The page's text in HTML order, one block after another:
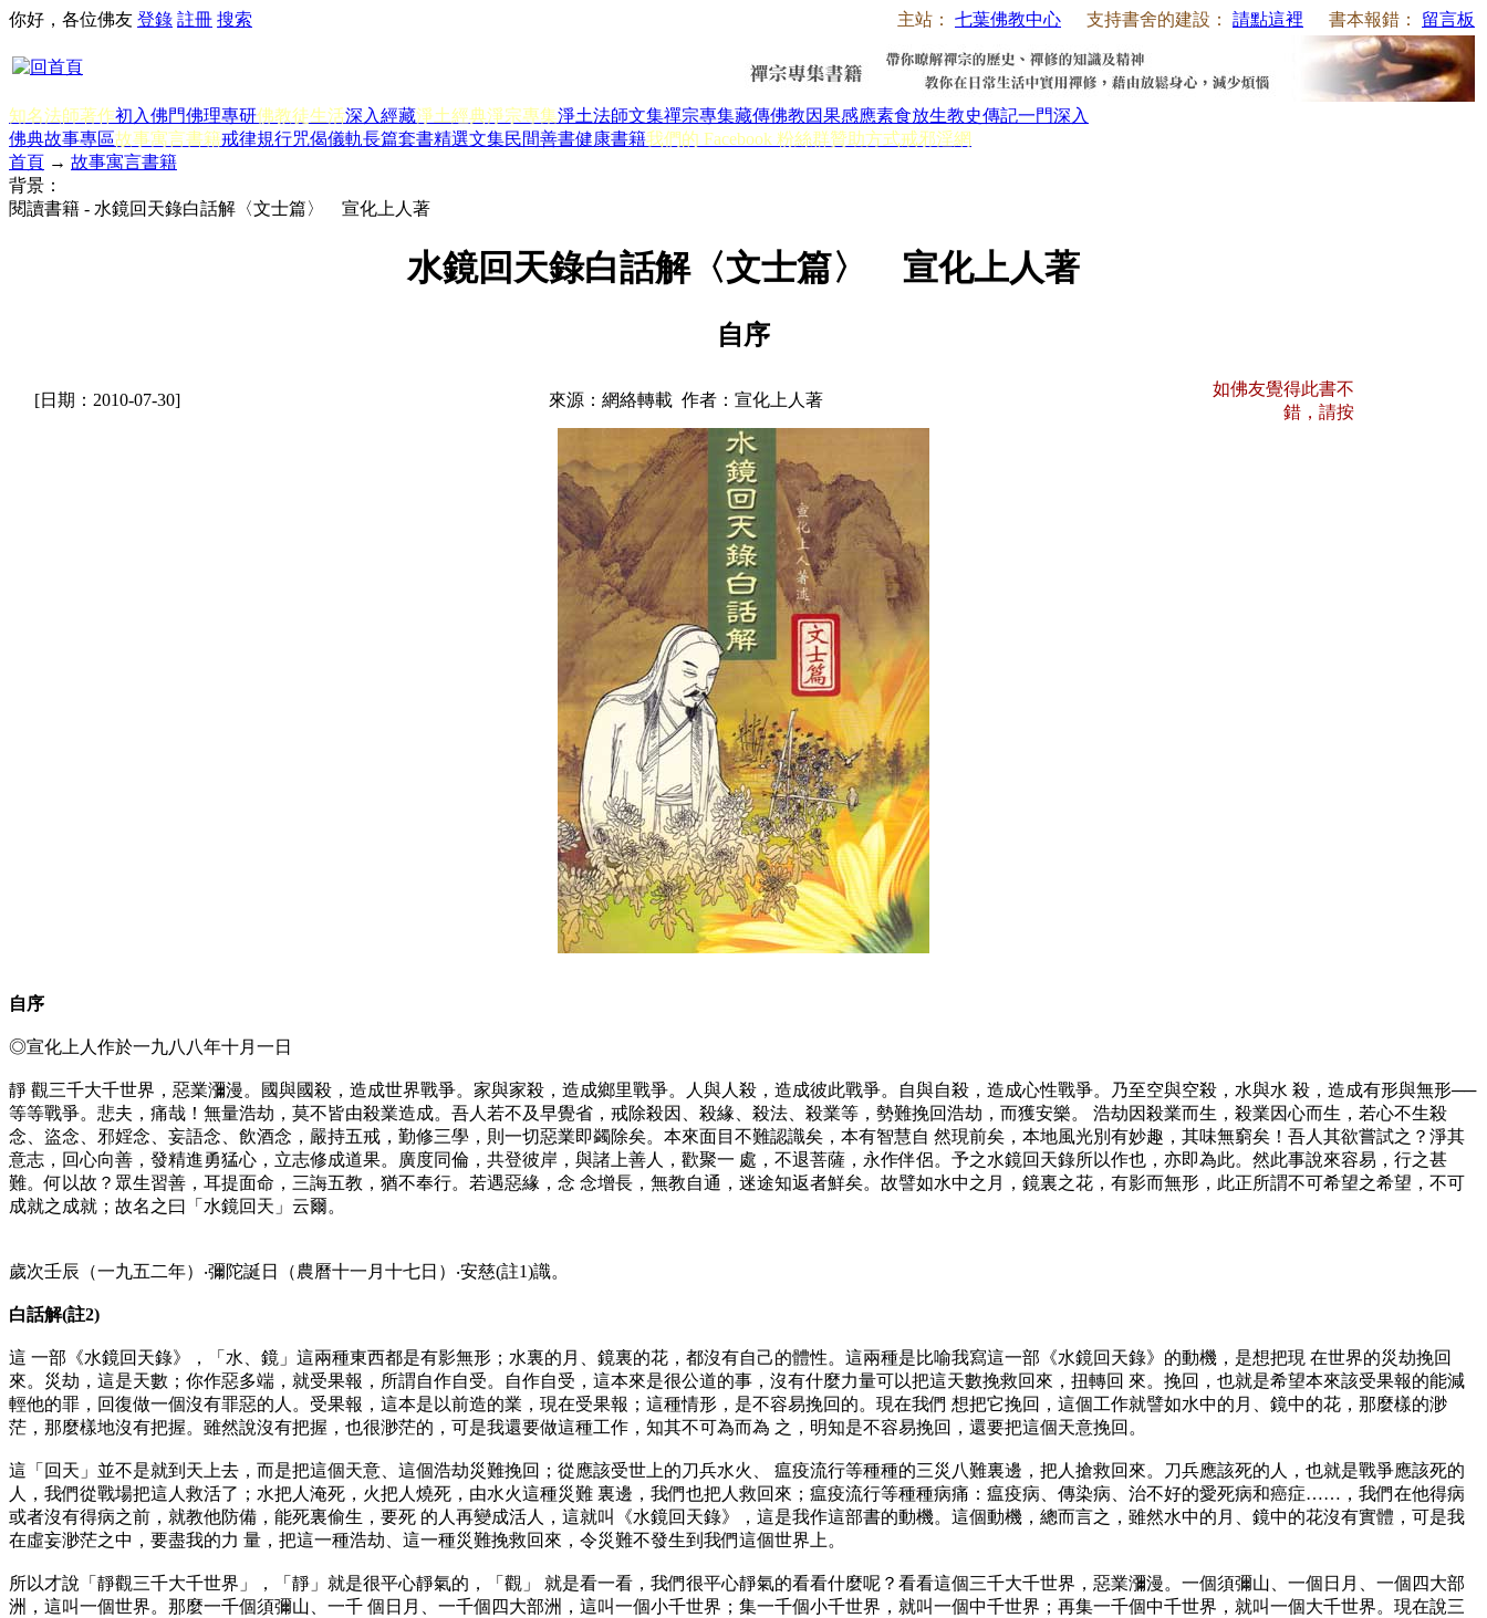
主站： 七葉佛教中心 支持書舍的建設： 請點這裡 書本報錯： 留言板
你好，各位佛友 登錄 註冊 搜索
知名法師著作初入佛門佛理專研佛教徒生活深入經藏淨土經典淨宗專集淨土法師文集禪宗專集藏傳佛教因果感應素食放生教史傳記一門深入
佛典故事專區故事寓言書籍戒律規行咒偈儀軌長篇套書精選文集民間善書健康書籍我們的 Facebook 粉絲群贊助方式戒邪淫網
首頁 → 故事寓言書籍
背景：
閱讀書籍 - 水鏡回天錄白話解〈文士篇〉 宣化上人著
水鏡回天錄白話解〈文士篇〉 宣化上人著
自序
[日期：2010-07-30] 來源：網絡轉載 作者：宣化上人著
如佛友覺得此書不
錯，請按
自序
◎宣化上人作於一九八八年十月一日
靜 觀三千大千世界，惡業瀰漫。國與國殺，造成世界戰爭。家與家殺，造成鄉里戰爭。人與人殺，造成彼此戰爭。自與自殺，造成心性戰爭。乃至空與空殺，水與水 殺，造成有形與無形──
等等戰爭。悲夫，痛哉！無量浩劫，莫不皆由殺業造成。吾人若不及早覺省，戒除殺因、殺緣、殺法、殺業等，勢難挽回浩劫，而獲安樂。 浩劫因殺業而生，殺業因心而生，若心不生殺
念、盜念、邪婬念、妄語念、飲酒念，嚴持五戒，勤修三學，則一切惡業即蠲除矣。本來面目不難認識矣，本有智慧自 然現前矣，本地風光別有妙趣，其味無窮矣！吾人其欲嘗試之？淨其
意志，回心向善，發精進勇猛心，立志修成道果。廣度同倫，共登彼岸，與諸上善人，歡聚一 處，不退菩薩，永作伴侶。予之水鏡回天錄所以作也，亦即為此。然此事說來容易，行之甚
難。何以故？眾生習善，耳提面命，三誨五教，猶不奉行。若遇惡緣，念 念增長，無教自通，迷途知返者鮮矣。故譬如水中之月，鏡裏之花，有影而無形，此正所謂不可希望之希望，不可
成就之成就；故名之曰「水鏡回天」云爾。
歲次壬辰（一九五二年）‧彌陀誕日（農曆十一月十七日）‧安慈(註1)識。
白話解(註2)
這 一部《水鏡回天錄》，「水、鏡」這兩種東西都是有影無形；水裏的月、鏡裏的花，都沒有自己的體性。這兩種是比喻我寫這一部《水鏡回天錄》的動機，是想把現 在世界的災劫挽回
來。災劫，這是天數；你作惡多端，就受果報，所謂自作自受。自作自受，這本來是很公道的事，沒有什麼力量可以把這天數挽救回來，扭轉回 來。挽回，也就是希望本來該受果報的能減
輕他的罪，回復做一個沒有罪惡的人。受果報，這本是以前造的業，現在受果報；這種情形，是不容易挽回的。現在我們 想把它挽回，這個工作就譬如水中的月、鏡中的花，那麼樣的渺
茫，那麼樣地沒有把握。雖然說沒有把握，也很渺茫的，可是我還要做這種工作，知其不可為而為 之，明知是不容易挽回，還要把這個天意挽回。
這「回天」並不是就到天上去，而是把這個天意、這個浩劫災難挽回；從應該受世上的刀兵水火、 瘟疫流行等種種的三災八難裏邊，把人搶救回來。刀兵應該死的人，也就是戰爭應該死的
人，我們從戰場把這人救活了；水把人淹死，火把人燒死，由水火這種災難 裏邊，我們也把人救回來；瘟疫流行等種種病痛：瘟疫病、傳染病、治不好的愛死病和癌症……，我們在他得病
或者沒有得病之前，就教他防備，能死裏偷生，要死 的人再變成活人，這就叫《水鏡回天錄》，這是我作這部書的動機。這個動機，總而言之，雖然水中的月、鏡中的花沒有實體，可是我
在虛妄渺茫之中，要盡我的力 量，把這一種浩劫、這一種災難挽救回來，令災難不發生到我們這個世界上。
所以才說「靜觀三千大千世界」，「靜」就是很平心靜氣的，「觀」 就是看一看，我們很平心靜氣的看看什麼呢？看看這個三千大千世界，惡業瀰漫。一個須彌山、一個日月、一個四大部
洲，這叫一個世界。那麼一千個須彌山、一千 個日月、一千個四大部洲，這叫一個小千世界；集一千個小千世界，就叫一個中千世界；再集一千個中千世界，就叫一個大千世界。現在說三